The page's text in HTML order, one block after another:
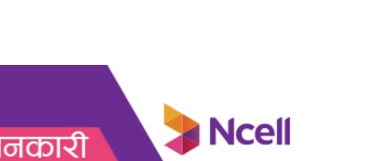
हलमा छैन ‘गौँथली’को टिकट